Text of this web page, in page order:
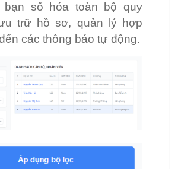
bạn số hóa toàn bộ quy
trữ hồ sơ, quản lý hợp
các thông báo tự động.